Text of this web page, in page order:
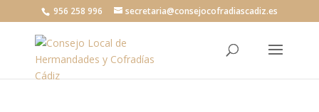
956 258 996 secretaria@consejocofradiascadiz.es